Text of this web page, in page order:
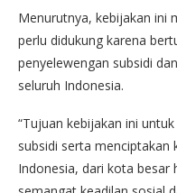
Menurutnya, kebijakan ini
perlu didukung karena
penyelewengan subsidi
seluruh Indonesia.
“Tujuan kebijakan ini
subsidi serta menciptakan
Indonesia, dari kota besar